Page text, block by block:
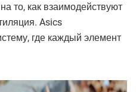
то, как взаимодействуют
Asics
где каждый элемент